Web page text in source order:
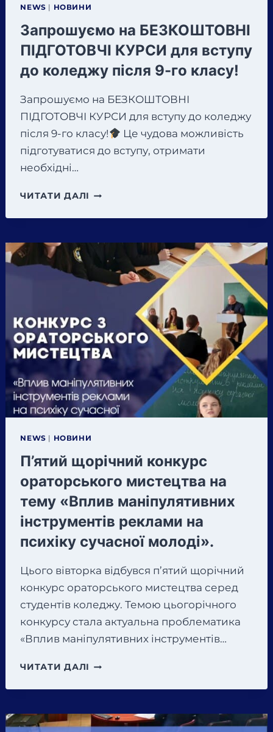
NEWS | НОВИНИ
Запрошуємо на БЕЗКОШТОВНІ
ПІДГОТОВЧІ КУРСИ для вступу
до коледжу після 9-го класу!
Запрошуємо на БЕЗКОШТОВНІ
ПІДГОТОВЧІ КУРСИ для вступу до коледжу
після 9-го класу!
Це чудова можливість
підготуватися до вступу, отримати
необхідні…
ЧИТАТИ ДАЛІ ЗАПРОШУЄМО
БЕЗКОШТОВНІ
ДЛЯ
ВСТУПУ
ПІСЛЯ
9-
ГО
КЛАСУ!
NEWS | НОВИНИ
П’ятий щорічний конкурс
ораторського мистецтва на
тему «Вплив маніпулятивних
інструментів реклами на
психіку сучасної молоді».
Цього вівторка відбувся п’ятий щорічний
конкурс ораторського мистецтва серед
студентів коледжу. Темою цьогорічного
конкурсу стала актуальна проблематика
«Вплив маніпулятивних інструментів…
ЧИТАТИ ДАЛІ П’ЯТИЙ
КОНКУРС
МИСТЕЦТВА